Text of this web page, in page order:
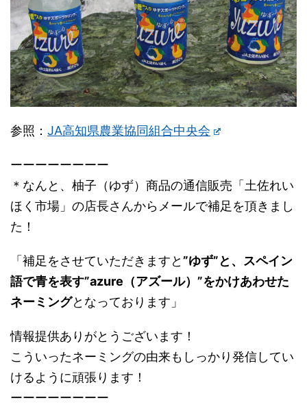
参照： JA高知県農業協同組合中央会
ーーーーーーーー
＊なんと、柚子（ゆず）商品の通信販売「土佐れい
ほく市場」の店長さんからメールで補足を頂きまし
た！
「補足をさせていただきますと”ゆず”と、スペイン
語で青を表す”azure（アズール）”をかけあわせた
ネーミングとなっております」
情報提供ありがとうございます！
こういったネーミングの由来もしっかり発信してい
けるように頑張ります！
ーーーーーーーー